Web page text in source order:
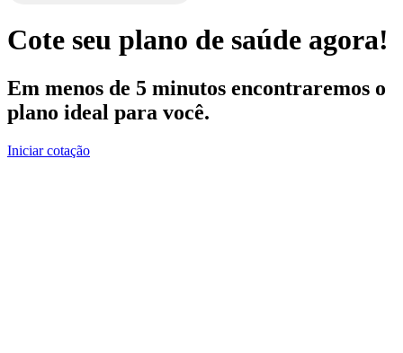
Cote seu plano de saúde agora!
Em menos de 5 minutos encontraremos o
plano ideal para você.
Iniciar cotação